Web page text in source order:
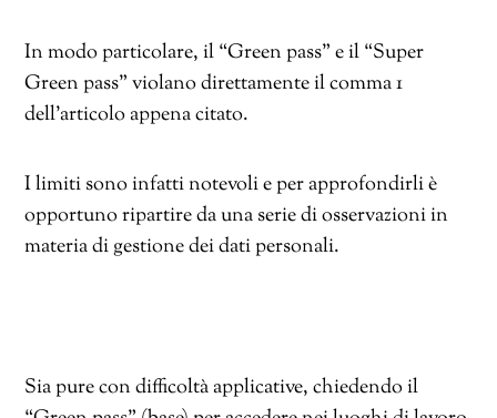
In modo particolare, il “Green pass” e il “Super
Green pass” violano direttamente il comma 1
dell’articolo appena citato.
I limiti sono infatti notevoli e per approfondirli è
opportuno ripartire da una serie di osservazioni in
materia di gestione dei dati personali.
Sia pure con difficoltà applicative, chiedendo il